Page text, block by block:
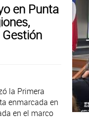
en Punta
la Primera
enmarcada en
en el marco